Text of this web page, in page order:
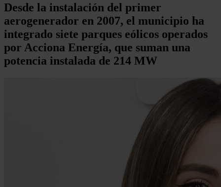
Desde la instalación del primer
aerogenerador en 2007, el municipio ha
integrado siete parques eólicos operados
por Acciona Energía, que suman una
potencia instalada de 214 MW